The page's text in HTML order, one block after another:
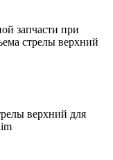
запчасти при
стрелы верхний
верхний для